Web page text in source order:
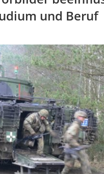
und Beruf